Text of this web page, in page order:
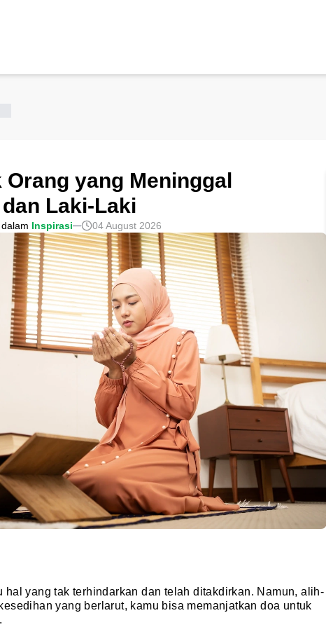
Orang yang Meninggal
Laki-Laki
dalam Inspirasi 04 August 2026
hal yang tak terhindarkan dan telah ditakdirkan. Namun, alih-
yang berlarut, kamu bisa memanjatkan doa untuk